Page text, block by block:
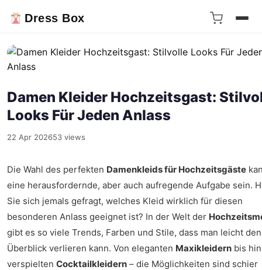
Dress Box
Damen Kleider Hochzeitsgast:
Looks Für Jeden Anlass
22 Apr 202653 views
Die Wahl des perfekten Damenkleids für Hochzeitsgäste
eine herausfordernde, aber auch aufregende Aufgabe sein.
Sie sich jemals gefragt, welches Kleid wirklich für diesen
besonderen Anlass geeignet ist? In der Welt der
gibt es so viele Trends, Farben und Stile, dass man leicht den
Überblick verlieren kann. Von eleganten Maxikleidern bis
verspielten Cocktailkleidern – die Möglichkeiten sind schier